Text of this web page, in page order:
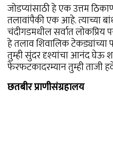
जोडप्यांसाठी हे एक उत्तम
तलावांपैकी एक आहे. त्याच्या
चंदीगडमधील सर्वात
हे तलाव शिवालिक
तुम्ही सुंदर दृश्यांचा आनंद घेऊ
फेरफटकादरम्यान तुम्ही
छतबीर प्राणीसंग्रहालय